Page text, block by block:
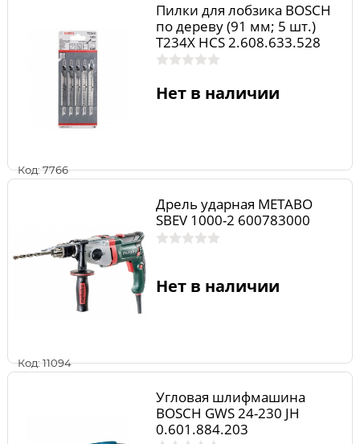
Код: 7766
Пилки для лобзика BOSCH
по дереву (91 мм; 5 шт.)
T234X HCS 2.608.633.528
Нет в наличии
Код: 11094
Дрель ударная METABO
SBEV 1000-2 600783000
Нет в наличии
Угловая шлифмашина
BOSCH GWS 24-230 JH
0.601.884.203